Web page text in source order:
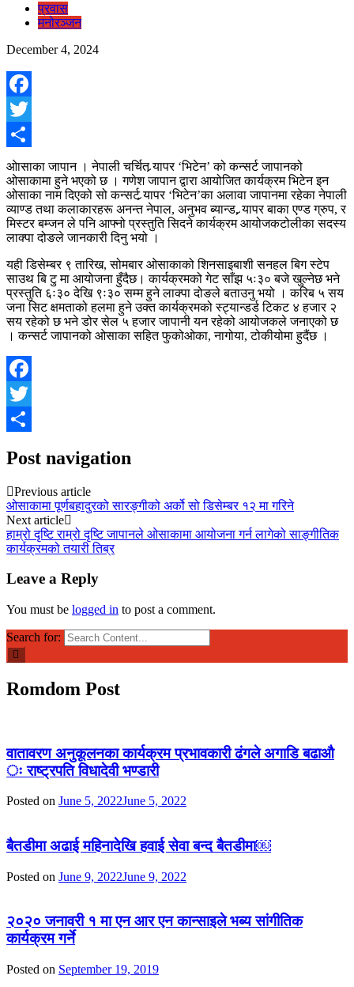
प्रवास
मनोरञ्जन
December 4, 2024
Facebook
Twitter
Share
ओासाका जापान । नेपाली चर्चित र्‍यापर ‘भिटेन’ को कन्सर्ट जापानको
ओसाकामा हुने भएको छ । गणेश जापान द्वारा आयोजित कार्यक्रम भिटेन इन
ओसाका नाम दिएको सो कन्सर्ट र्‍यापर ‘भिटेन’का अलावा जापानमा रहेका नेपाली
व्याण्ड तथा कलाकारहरू अनन्त नेपाल, अनुभव ब्यान्ड, र्‍यापर बाका एण्ड ग्रुप, र
मिस्टर बम्जन ले पनि आफ्नो प्रस्तुति सिदने कार्यक्रम आयोजकटोलीका सदस्य
लाक्पा दोङले जानकारी दिनु भयो ।
यही डिसेम्बर ९ तारिख, सोमबार ओसाकाको शिनसाइबाशी सनहल बिग स्टेप
साउथ बि टु मा आयोजना हुँदैछ। कार्यक्रमको गेट साँझ ५ः३० बजे खुल्नेछ भने
प्रस्तुति ६ः३० देखि ९ः३० सम्म हुने लाक्पा दोङले बताउनु भयो । करिब ५ सय
जना सिट क्षमताको हलमा हुने उक्त कार्यक्रमको स्ट्यान्डर्ड टिकट ४ हजार २
सय रहेको छ भने डोर सेल ५ हजार जापानी यन रहेको आयोजकले जनाएको छ
। कन्सर्ट जापानको ओसाका सहित फुकोओका, नागोया, टोकीयोमा हुदैंछ ।
Facebook
Twitter
Post navigation
Previous article
ओसाकामा पूर्णबहादुरको सारङ्गीको अर्को सो डिसेम्बर १२ मा गरिने
Next article
हाम्रो दृष्टि राम्रो दृष्टि जापानले ओसाकामा आयोजना गर्न लागेको साङ्गीतिक
कार्यक्रमको तयारी तिब्र
Leave a Reply
You must be logged in to post a comment.
Search for:
Romdom Post
वातावरण अनुकूलनका कार्यक्रम प्रभावकारी ढंगले अगाडि बढाऔ
ः राष्ट्रपति विधादेवी भण्डारी
Posted on June 5, 2022June 5, 2022
बैतडीमा अढाई महिनादेखि हवाई सेवा बन्द बैतडीमा￼
Posted on June 9, 2022June 9, 2022
२०२० जनावरी १ मा एन आर एन कान्साइले भब्य सांगीतिक
कार्यक्रम गर्ने
Posted on September 19, 2019